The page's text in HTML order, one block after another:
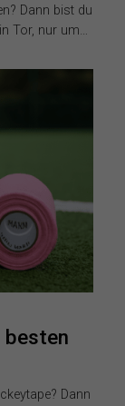
Dann bist du
Tor, nur um…
besten
Dann